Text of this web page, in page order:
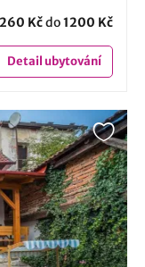
260 Kčdo1200 Kč
Detailubytování